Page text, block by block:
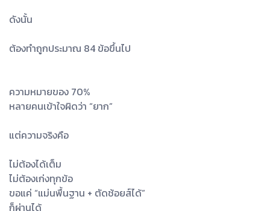
ดังนั้น
ต้องทำถูกประมาณ 84 ข้อขึ้นไป
ความหมายของ 70%
หลายคนเข้าใจผิดว่า “ยาก”
แต่ความจริงคือ
ไม่ต้องได้เต็ม
ไม่ต้องเก่งทุกข้อ
ขอแค่ “แม่นพื้นฐาน + ตัดช้อยส์ได้”
ก็ผ่านได้